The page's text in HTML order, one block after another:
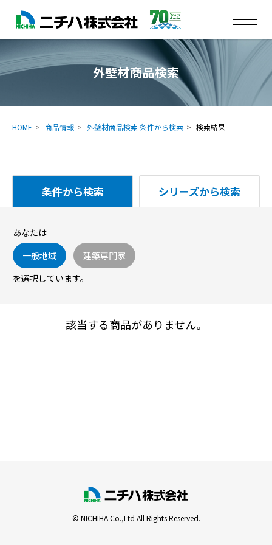
外壁材商品検索
HOME 商品情報 外壁材商品検索 条件から検索 検索結果
条件から検索 シリーズから検索
あなたは
一般地域
建築専門家
を選択しています。
該当する商品がありません。
© NICHIHA Co.,Ltd All Rights Reserved.